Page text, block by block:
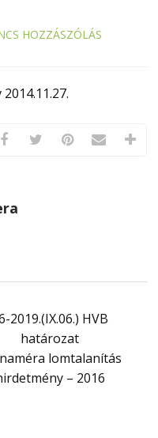
HOZZÁSZÓLÁS
2019.(IX.06.) HVB
határozat
lomtalanítás
– 2016